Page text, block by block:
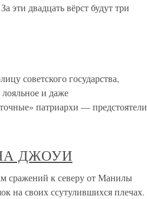
эти двадцать вёрст будут три
советского государства,
и даже
патриархи — предстоятели
ДЖОУИ
к северу от Манилы
на своих ссутулившихся плечах.